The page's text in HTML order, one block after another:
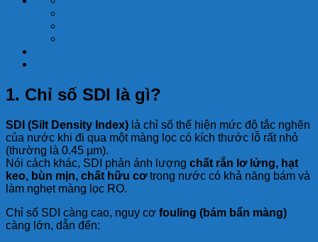
1. Chỉ số SDI là gì?
SDI (Silt Density Index) là chỉ số thể hiện mức độ tắc nghẽn
của nước khi đi qua một màng lọc có kích thước lỗ rất nhỏ
(thường là 0.45 µm).
Nói cách khác, SDI phản ánh lượng chất rắn lơ lửng, hạt
keo, bùn mịn, chất hữu cơtrong nước có khả năng bám và
làm nghẹt màng lọc RO.
Chỉ số SDI càng cao, nguy cơ fouling (bám bẩn màng)
càng lớn, dẫn đến: